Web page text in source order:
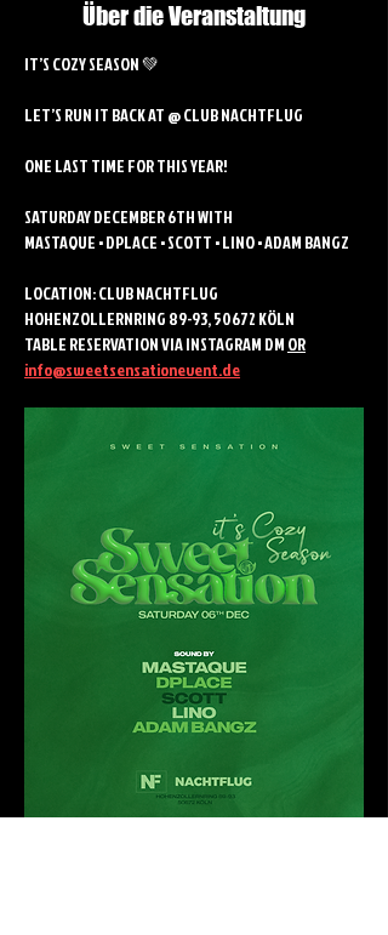
Über die Veranstaltung
IT’S COZY SEASON 💚
LET’S RUN IT BACK AT @ CLUB NACHTFLUG
ONE LAST TIME FOR THIS YEAR!
SATURDAY DECEMBER 6TH WITH
MASTAQUE • DPLACE • SCOTT • LINO • ADAM BANGZ
LOCATION: CLUB NACHTFLUG
HOHENZOLLERNRING 89-93, 50672 KÖLN
TABLE RESERVATION VIA INSTAGRAM DM OR
info@sweetsensationevent.de